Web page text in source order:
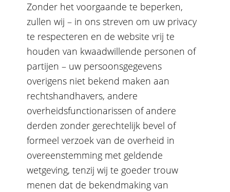
Zonder het voorgaande te beperken,
zullen wij – in ons streven om uw privacy
te respecteren en de website vrij te
houden van kwaadwillende personen of
partijen – uw persoonsgegevens
overigens niet bekend maken aan
rechtshandhavers, andere
overheidsfunctionarissen of andere
derden zonder gerechtelijk bevel of
formeel verzoek van de overheid in
overeenstemming met geldende
wetgeving, tenzij wij te goeder trouw
menen dat de bekendmaking van